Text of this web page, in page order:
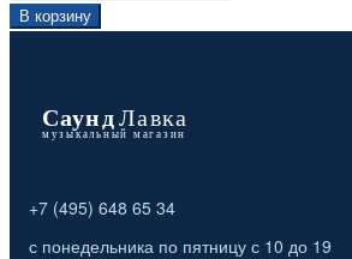
В корзину
+7 (495) 648 65 34
с понедельника по пятницу с 10 до 19